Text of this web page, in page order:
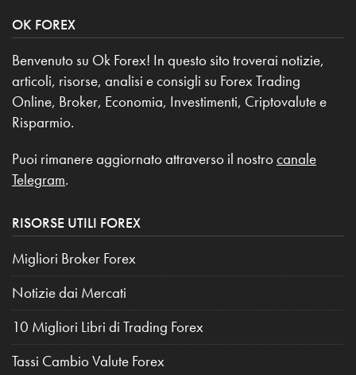
OK FOREX
Benvenuto su Ok Forex! In questo sito troverai notizie,
articoli, risorse, analisi e consigli su Forex Trading
Online, Broker, Economia, Investimenti, Criptovalute e
Risparmio.
Puoi rimanere aggiornato attraverso il nostro canale
Telegram.
RISORSE UTILI FOREX
Migliori Broker Forex
Notizie dai Mercati
10 Migliori Libri di Trading Forex
Tassi Cambio Valute Forex